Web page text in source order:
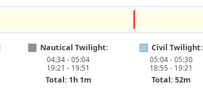
Nautical Twilight:
04:34 - 05:04
19:21 - 19:51
Total: 1h 1m
Civil Twilight:
05:04 - 05:30
18:55 - 19:21
Total: 52m